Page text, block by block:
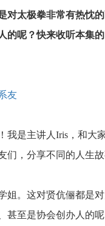
对太极拳非常有热忱
的呢？快来收听本集
友
我是主讲人Iris，和
，分享不同的人生
姐。这对贤伉俪都是
至是协会创办人的